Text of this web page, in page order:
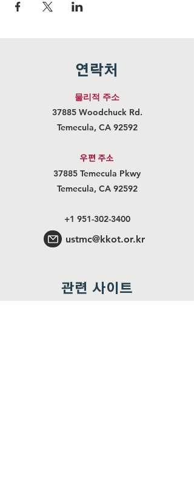
연락처
물리적 주소
37885 Woodchuck Rd.
Temecula, CA 92592
우편 주소
37885 Temecula Pkwy
Temecula, CA 92592
+1 951-302-3400
ustmc@kkot.or.kr
관련 사이트